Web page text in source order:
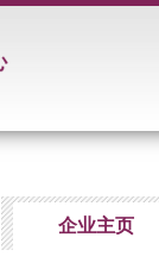
企业主页